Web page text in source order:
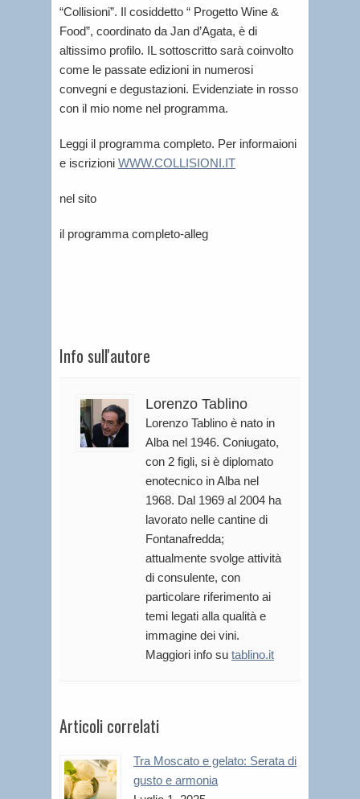
“Collisioni”. Il cosiddetto “ Progetto Wine &
Food”, coordinato da Jan d’Agata, è di
altissimo profilo. IL sottoscritto sarà coinvolto
come le passate edizioni in numerosi
convegni e degustazioni. Evidenziate in rosso
con il mio nome nel programma.
Leggi il programma completo. Per informaioni
e iscrizioni WWW.COLLISIONI.IT
nel sito
il programma completo-alleg
Info sull'autore
Lorenzo Tablino
Lorenzo Tablino è nato in
Alba nel 1946. Coniugato,
con 2 figli, si è diplomato
enotecnico in Alba nel
1968. Dal 1969 al 2004 ha
lavorato nelle cantine di
Fontanafredda;
attualmente svolge attività
di consulente, con
particolare riferimento ai
temi legati alla qualità e
immagine dei vini.
Maggiori info su tablino.it
Articoli correlati
Tra Moscato e gelato: Serata di
gusto e armonia